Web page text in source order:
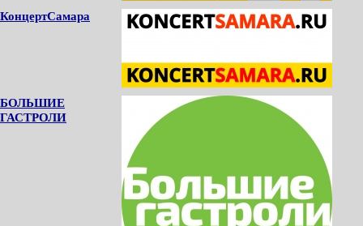
КонцертСамара
БОЛЬШИЕ
ГАСТРОЛИ